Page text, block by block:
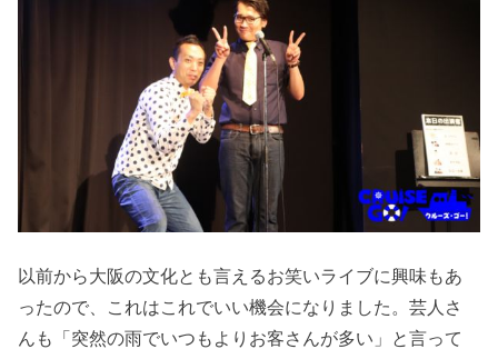
以前から大阪の文化とも言えるお笑いライブに興味もあ
ったので、これはこれでいい機会になりました。芸人さ
んも「突然の雨でいつもよりお客さんが多い」と言って